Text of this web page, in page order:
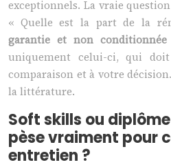
exceptionnels. La vraie
« Quelle est la part de la
garantie et non conditionnée
uniquement celui-ci, qui
comparaison et à votre
la littérature.
Soft skills ou
pèse vraiment pour
entretien ?